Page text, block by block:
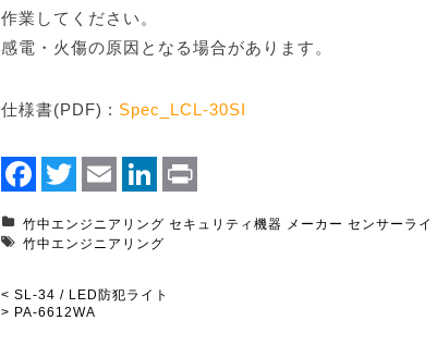
作業してください。
感電・火傷の原因となる場合があります。
仕様書(PDF) : Spec_LCL-30SI
竹中エンジニアリング セキュリティ機器 メーカー センサーライ
竹中エンジニアリング
< SL-34 / LED防犯ライト
> PA-6612WA